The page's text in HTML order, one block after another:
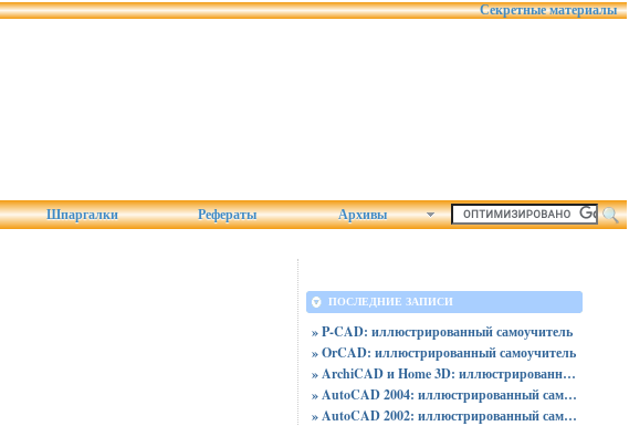
Секретные материалы
Шпаргалки Рефераты Архивы
ПОСЛЕДНИЕ ЗАПИСИ
» P-CAD: иллюстрированный самоучитель
» OrCAD: иллюстрированный самоучитель
» ArchiCAD и Home 3D: иллюстрированный самоучитель
» AutoCAD 2004: иллюстрированный самоучитель
» AutoCAD 2002: иллюстрированный самоучитель